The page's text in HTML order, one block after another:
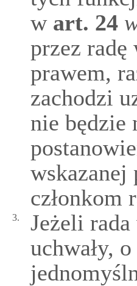
wart. 24
przez
prawem,
zachodzi
nie będzie
wskazanej
członkom
3.
Jeżeli
uchwały,